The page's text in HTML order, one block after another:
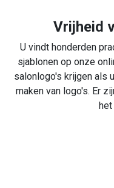
Vrijheid
U vindt honderden
sjablonen op onze
salonlogo's krijgen als
maken van logo's. Er
het